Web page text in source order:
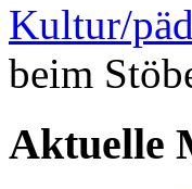
Kultur/
beim
Aktuelle